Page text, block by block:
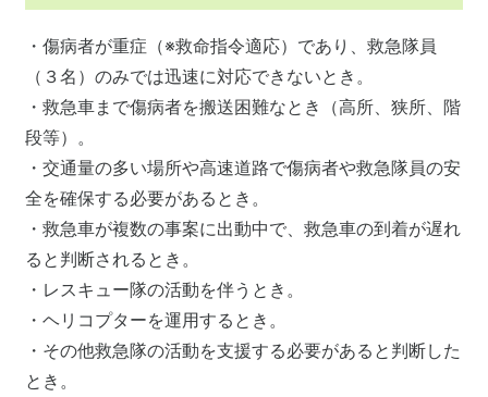
・傷病者が重症（※救命指令適応）であり、救急隊員
（３名）のみでは迅速に対応できないとき。
・救急車まで傷病者を搬送困難なとき（高所、狭所、階
段等）。
・交通量の多い場所や高速道路で傷病者や救急隊員の安
全を確保する必要があるとき。
・救急車が複数の事案に出動中で、救急車の到着が遅れ
ると判断されるとき。
・レスキュー隊の活動を伴うとき。
・ヘリコプターを運用するとき。
・その他救急隊の活動を支援する必要があると判断した
とき。